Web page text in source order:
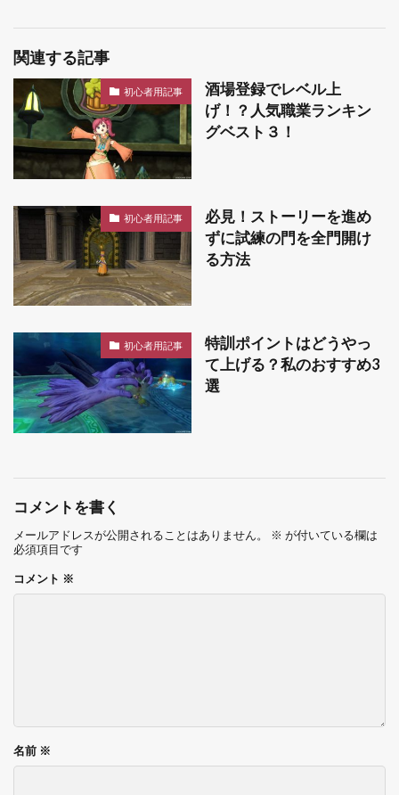
関連する記事
初心者用記事
酒場登録でレベル上
げ！？人気職業ランキン
グベスト３！
初心者用記事
必見！ストーリーを進め
ずに試練の門を全門開け
る方法
初心者用記事
特訓ポイントはどうやっ
て上げる？私のおすすめ3
選
コメントを書く
メールアドレスが公開されることはありません。 ※ が付いている欄は
必須項目です
コメント ※
名前 ※